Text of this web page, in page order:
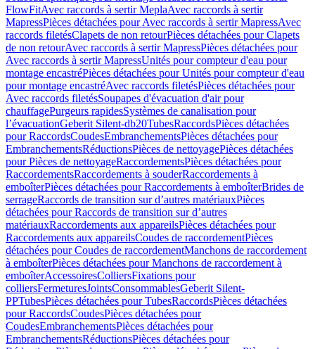
FlowFitAvec raccords à sertir MeplaAvec raccords à sertir
MapressPièces détachées pour Avec raccords à sertir MapressAvec
raccords filetésClapets de non retourPièces détachées pour Clapets
de non retourAvec raccords à sertir MapressPièces détachées pour
Avec raccords à sertir MapressUnités pour compteur d'eau pour
montage encastréPièces détachées pour Unités pour compteur d'eau
pour montage encastréAvec raccords filetésPièces détachées pour
Avec raccords filetésSoupapes d'évacuation d'air pour
chauffagePurgeurs rapidesSystèmes de canalisation pour
l’évacuationGeberit Silent-db20TubesRaccordsPièces détachées
pour RaccordsCoudesEmbranchementsPièces détachées pour
EmbranchementsRéductionsPièces de nettoyagePièces détachées
pour Pièces de nettoyageRaccordementsPièces détachées pour
RaccordementsRaccordements à souderRaccordements à
emboîterPièces détachées pour Raccordements à emboîterBrides de
serrageRaccords de transition sur d’autres matériauxPièces
détachées pour Raccords de transition sur d’autres
matériauxRaccordements aux appareilsPièces détachées pour
Raccordements aux appareilsCoudes de raccordementPièces
détachées pour Coudes de raccordementManchons de raccordement
à emboîterPièces détachées pour Manchons de raccordement à
emboîterAccessoiresColliersFixations pour
colliersFermeturesJointsConsommablesGeberit Silent-
PPTubesPièces détachées pour TubesRaccordsPièces détachées
pour RaccordsCoudesPièces détachées pour
CoudesEmbranchementsPièces détachées pour
EmbranchementsRéductionsPièces détachées pour